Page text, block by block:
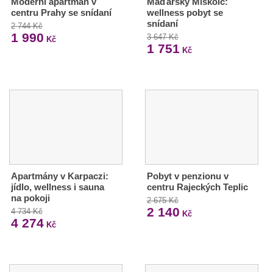
centru Prahy se snídaní
2 744 Kč
1 990 Kč
wellness pobyt se
snídaní
3 647 Kč
1 751 Kč
Apartmány v Karpaczi:
jídlo, wellness i sauna
na pokoji
4 734 Kč
4 274 Kč
Pobyt v penzionu v
centru Rajeckých Teplic
2 675 Kč
2 140 Kč